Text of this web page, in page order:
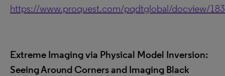
https://www.proquest.com/pqdtglobal/docview/
Extreme Imaging via Physical Model Inversion:
Seeing Around Corners and Imaging Black